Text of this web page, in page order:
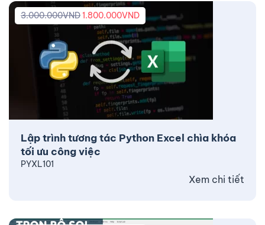
Lập trình tương tác Python Excel chìa khóa
tối ưu công việc
3.000.000VND1.800.000VND
PYXL101
Xem chi tiết